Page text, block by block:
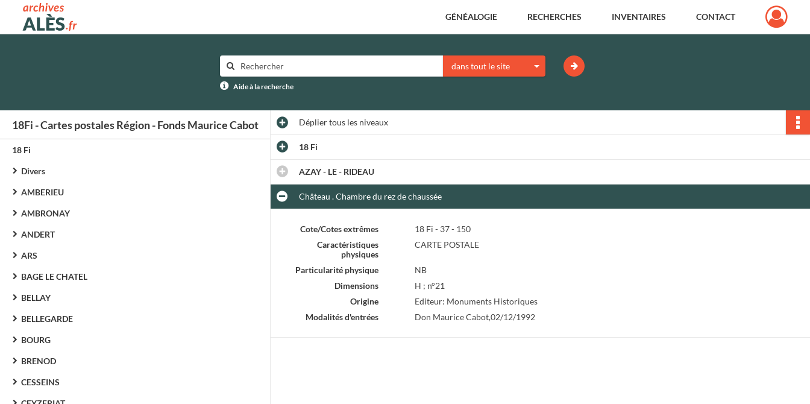
Archives municipales d'Alès GÉNÉALOGIE RECHERCHES INVENTAIRES CONTACT
dans tout le site
Aide à la recherche
18Fi - Cartes postales Région - Fonds Maurice Cabot
18 Fi
Divers
AMBERIEU
AMBRONAY
ANDERT
ARS
BAGE LE CHATEL
BELLAY
BELLEGARDE
BOURG
BRENOD
CESSEINS
Dépliertous les niveaux
18 Fi
AZAY - LE - RIDEAU
Château . Chambre du rez de chaussée
Cote/Cotes extrêmes
18 Fi - 37 - 150
Caractéristiques
physiques
CARTE POSTALE
Particularité physique
NB
Dimensions
H ; n°21
Origine
Editeur: Monuments Historiques
Modalités d'entrées
Don Maurice Cabot,02/12/1992